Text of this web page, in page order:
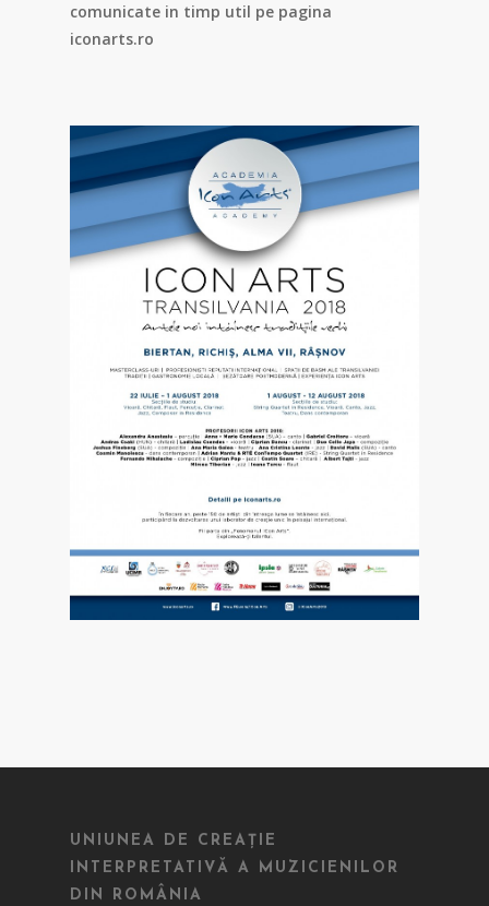
comunicate in timp util pe pagina
iconarts.ro
UNIUNEA DE CREAȚIE
INTERPRETATIVĂ A MUZICIENILOR
DIN ROMÂNIA